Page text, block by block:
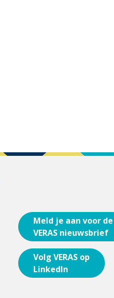
Meld je aan voor de
VERAS nieuwsbrief
Volg VERAS op
LinkedIn